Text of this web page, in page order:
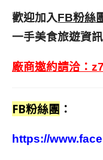
歡迎加入FB粉絲
一手美食旅遊資訊
廠商邀約請洽：
FB粉絲團 ：
https://